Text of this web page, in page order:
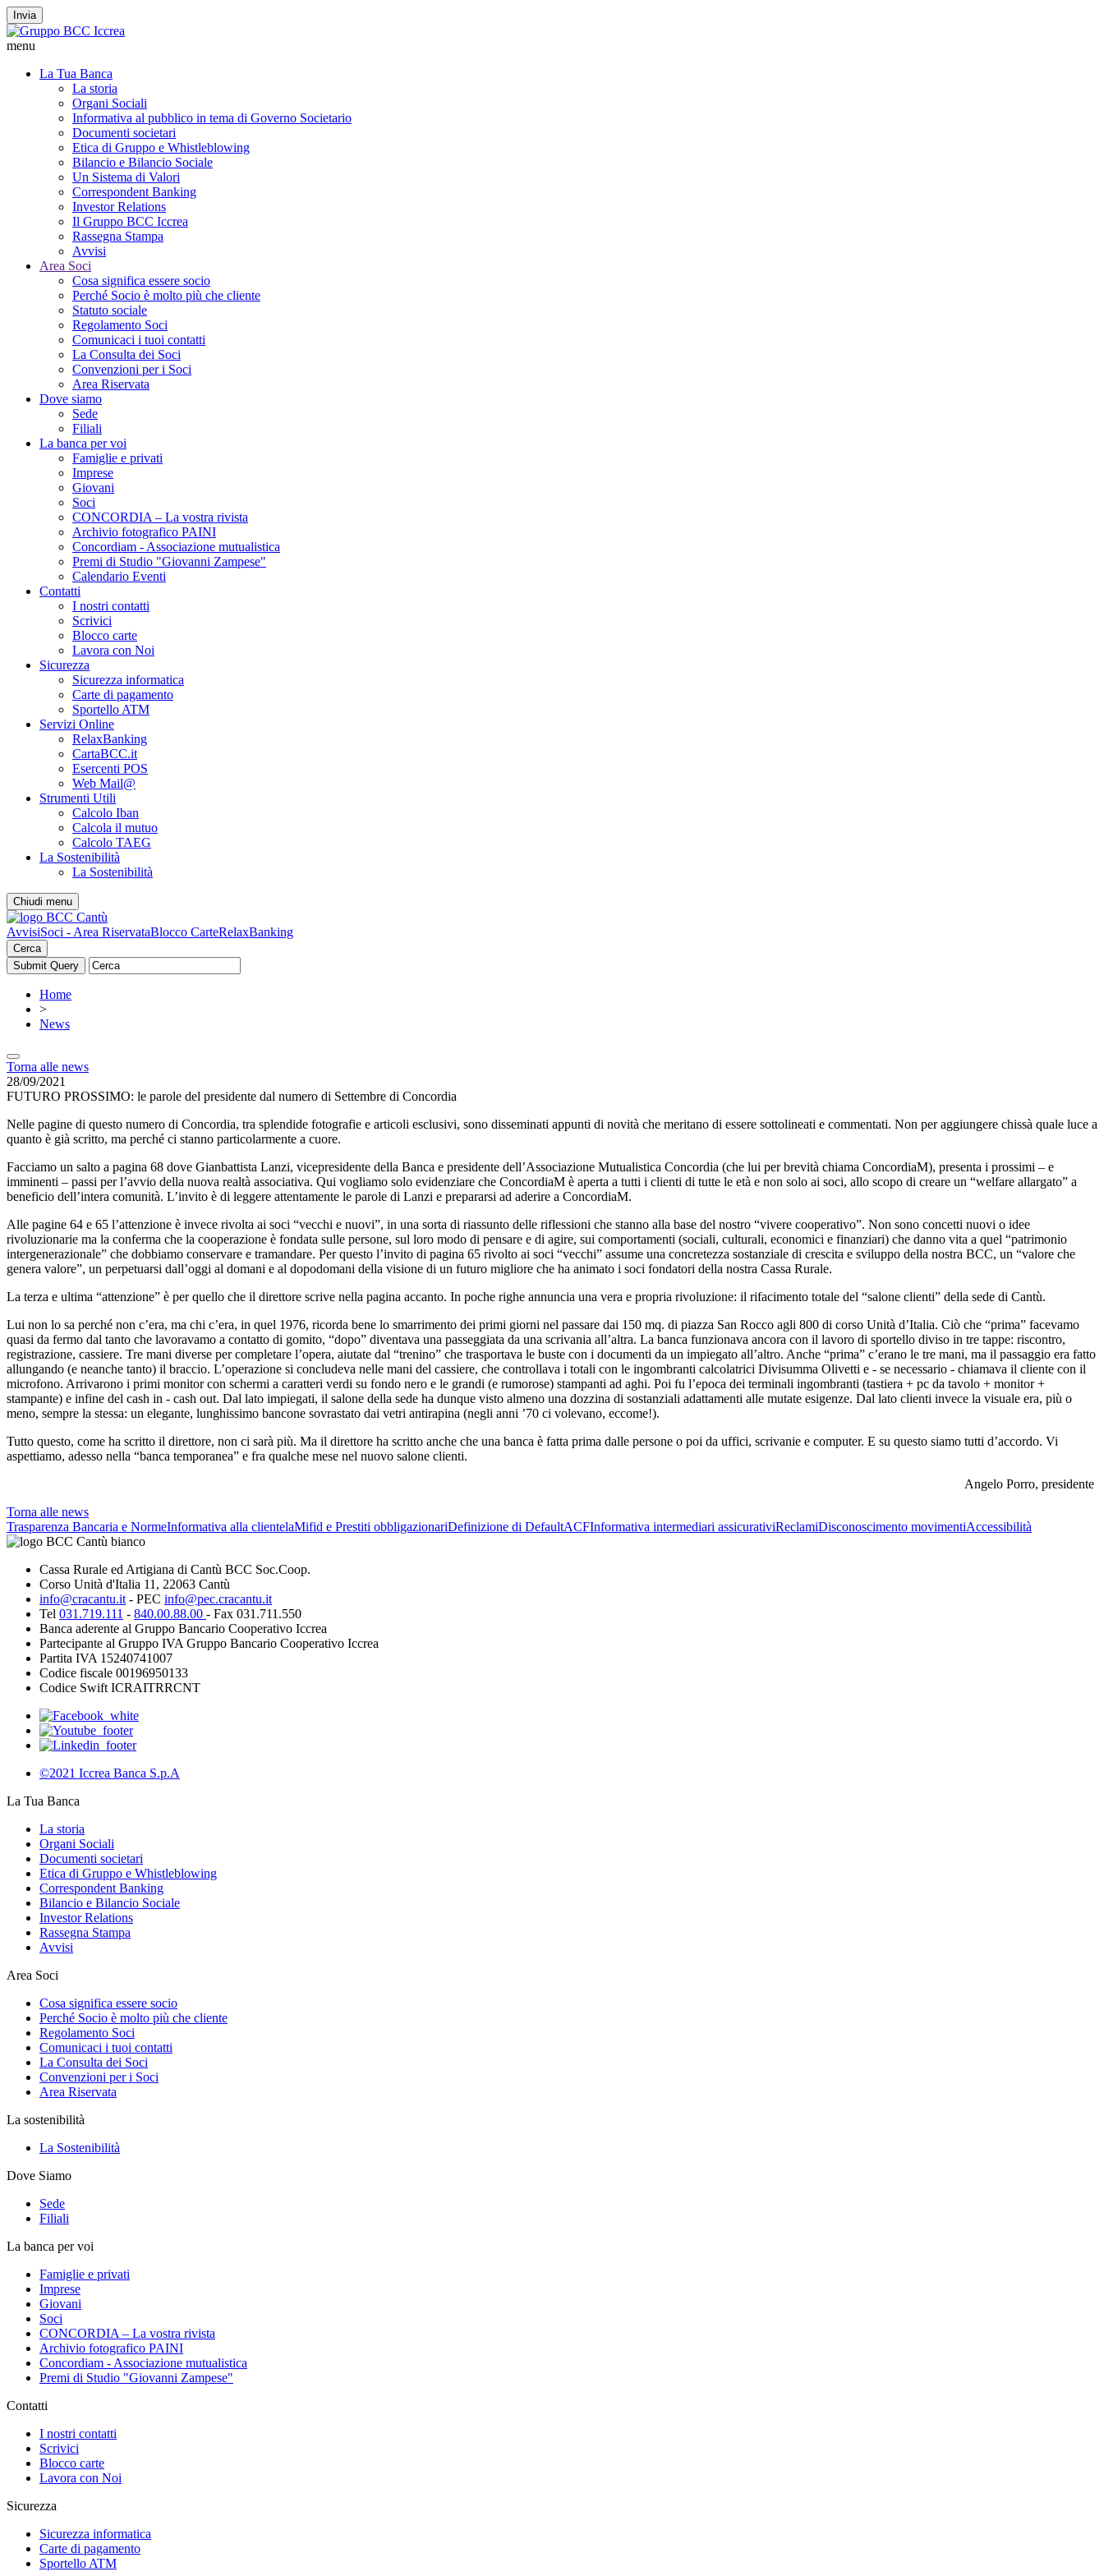
Invia
menu
La Tua Banca
La storia
Organi Sociali
Informativa al pubblico in tema di Governo Societario
Documenti societari
Etica di Gruppo e Whistleblowing
Bilancio e Bilancio Sociale
Un Sistema di Valori
Correspondent Banking
Investor Relations
Il Gruppo BCC Iccrea
Rassegna Stampa
Avvisi
Area Soci
Cosa significa essere socio
Perché Socio è molto più che cliente
Statuto sociale
Regolamento Soci
Comunicaci i tuoi contatti
La Consulta dei Soci
Convenzioni per i Soci
Area Riservata
Dove siamo
Sede
Filiali
La banca per voi
Famiglie e privati
Imprese
Giovani
Soci
CONCORDIA – La vostra rivista
Archivio fotografico PAINI
Concordiam - Associazione mutualistica
Premi di Studio "Giovanni Zampese"
Calendario Eventi
Contatti
I nostri contatti
Scrivici
Blocco carte
Lavora con Noi
Sicurezza
Sicurezza informatica
Carte di pagamento
Sportello ATM
Servizi Online
RelaxBanking
CartaBCC.it
Esercenti POS
Web Mail@
Strumenti Utili
Calcolo Iban
Calcola il mutuo
Calcolo TAEG
La Sostenibilità
La Sostenibilità
Chiudi menu
AvvisiSoci - Area RiservataBlocco CarteRelaxBanking
Cerca
Home
>
News
Torna alle news
28/09/2021
FUTURO PROSSIMO: le parole del presidente dal numero di Settembre di Concordia
Nelle pagine di questo numero di Concordia, tra splendide fotografie e articoli esclusivi, sono disseminati appunti di novità che meritano di essere sottolineati e commentati. Non per aggiungere chissà quale luce a
quanto è già scritto, ma perché ci stanno particolarmente a cuore.
Facciamo un salto a pagina 68 dove Gianbattista Lanzi, vicepresidente della Banca e presidente dell’Associazione Mutualistica Concordia (che lui per brevità chiama ConcordiaM), presenta i prossimi – e
imminenti – passi per l’avvio della nuova realtà associativa. Qui vogliamo solo evidenziare che ConcordiaM è aperta a tutti i clienti di tutte le età e non solo ai soci, allo scopo di creare un “welfare allargato” a
beneficio dell’intera comunità. L’invito è di leggere attentamente le parole di Lanzi e prepararsi ad aderire a ConcordiaM.
Alle pagine 64 e 65 l’attenzione è invece rivolta ai soci “vecchi e nuovi”, in una sorta di riassunto delle riflessioni che stanno alla base del nostro “vivere cooperativo”. Non sono concetti nuovi o idee
rivoluzionarie ma la conferma che la cooperazione è fondata sulle persone, sul loro modo di pensare e di agire, sui comportamenti (sociali, culturali, economici e finanziari) che danno vita a quel “patrimonio
intergenerazionale” che dobbiamo conservare e tramandare. Per questo l’invito di pagina 65 rivolto ai soci “vecchi” assume una concretezza sostanziale di crescita e sviluppo della nostra BCC, un “valore che
genera valore”, un perpetuarsi dall’oggi al domani e al dopodomani della visione di un futuro migliore che ha animato i soci fondatori della nostra Cassa Rurale.
La terza e ultima “attenzione” è per quello che il direttore scrive nella pagina accanto. In poche righe annuncia una vera e propria rivoluzione: il rifacimento totale del “salone clienti” della sede di Cantù.
Lui non lo sa perché non c’era, ma chi c’era, in quel 1976, ricorda bene lo smarrimento dei primi giorni nel passare dai 150 mq. di piazza San Rocco agli 800 di corso Unità d’Italia. Ciò che “prima” facevamo
quasi da fermo dal tanto che lavoravamo a contatto di gomito, “dopo” diventava una passeggiata da una scrivania all’altra. La banca funzionava ancora con il lavoro di sportello diviso in tre tappe: riscontro,
registrazione, cassiere. Tre mani diverse per completare l’opera, aiutate dal “trenino” che trasportava le buste con i documenti da un impiegato all’altro. Anche “prima” c’erano le tre mani, ma il passaggio era fatto
allungando (e neanche tanto) il braccio. L’operazione si concludeva nelle mani del cassiere, che controllava i totali con le ingombranti calcolatrici Divisumma Olivetti e - se necessario - chiamava il cliente con il
microfono. Arrivarono i primi monitor con schermi a caratteri verdi su fondo nero e le grandi (e rumorose) stampanti ad aghi. Poi fu l’epoca dei terminali ingombranti (tastiera + pc da tavolo + monitor +
stampante) e infine del cash in - cash out. Dal lato impiegati, il salone della sede ha dunque visto almeno una dozzina di sostanziali adattamenti alle mutate esigenze. Dal lato clienti invece la visuale era, più o
meno, sempre la stessa: un elegante, lunghissimo bancone sovrastato dai vetri antirapina (negli anni ’70 ci volevano, eccome!).
Tutto questo, come ha scritto il direttore, non ci sarà più. Ma il direttore ha scritto anche che una banca è fatta prima dalle persone o poi da uffici, scrivanie e computer. E su questo siamo tutti d’accordo. Vi
aspettiamo, adesso nella “banca temporanea” e fra qualche mese nel nuovo salone clienti.
Angelo Porro, presidente
Torna alle news
Trasparenza Bancaria e NormeInformativa alla clientelaMifid e Prestiti obbligazionariDefinizione di DefaultACFInformativa intermediari assicurativiReclamiDisconoscimento movimentiAccessibilità
Cassa Rurale ed Artigiana di Cantù BCC Soc.Coop.
Corso Unità d'Italia 11, 22063 Cantù
info@cracantu.it - PEC info@pec.cracantu.it
Tel 031.719.111 - 840.00.88.00 - Fax 031.711.550
Banca aderente al Gruppo Bancario Cooperativo Iccrea
Partecipante al Gruppo IVA Gruppo Bancario Cooperativo Iccrea
Partita IVA 15240741007
Codice fiscale 00196950133
Codice Swift ICRAITRRCNT
©2021 Iccrea Banca S.p.A
La Tua Banca
La storia
Organi Sociali
Documenti societari
Etica di Gruppo e Whistleblowing
Correspondent Banking
Bilancio e Bilancio Sociale
Investor Relations
Rassegna Stampa
Avvisi
Area Soci
Cosa significa essere socio
Perché Socio è molto più che cliente
Regolamento Soci
Comunicaci i tuoi contatti
La Consulta dei Soci
Convenzioni per i Soci
Area Riservata
La sostenibilità
La Sostenibilità
Dove Siamo
Sede
Filiali
La banca per voi
Famiglie e privati
Imprese
Giovani
Soci
CONCORDIA – La vostra rivista
Archivio fotografico PAINI
Concordiam - Associazione mutualistica
Premi di Studio "Giovanni Zampese"
Contatti
I nostri contatti
Scrivici
Blocco carte
Lavora con Noi
Sicurezza
Sicurezza informatica
Carte di pagamento
Sportello ATM